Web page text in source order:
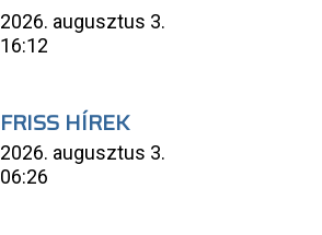
2026. augusztus 3.
16:12
FRISS HÍREK
2026. augusztus 3.
06:26